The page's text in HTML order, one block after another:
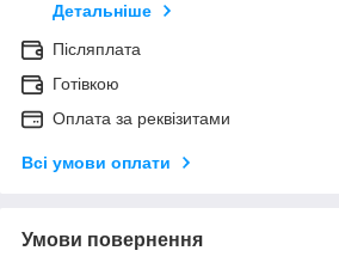
Детальніше
Післяплата
Готівкою
Оплата за реквізитами
Всі умови оплати
Умови повернення